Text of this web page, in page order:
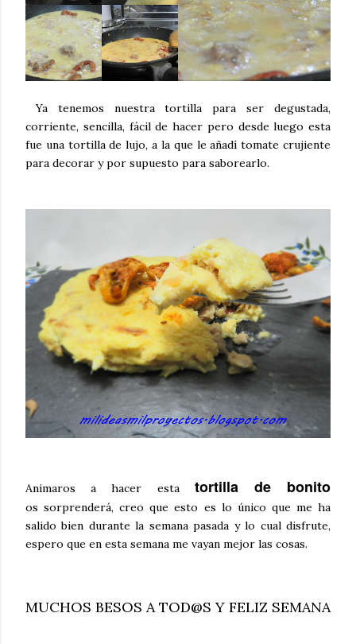
Ya tenemos nuestra tortilla para ser degustada,
corriente, sencilla, fácil de hacer pero desde luego esta
fue una tortilla de lujo, a la que le añadí tomate crujiente
para decorar y por supuesto para saborearlo.
Animaros a hacer esta tortilla de bonito
os sorprenderá, creo que esto es lo único que me ha
salido bien durante la semana pasada y lo cual disfrute,
espero que en esta semana me vayan mejor las cosas.
MUCHOS BESOS A TOD@S Y FELIZ SEMANA